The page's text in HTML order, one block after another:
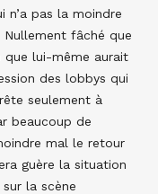
n’a pas la moindre
fâché que
que lui-même aurait
des lobbys qui
seulement à
beaucoup de
mal le retour
guère la situation
la scène